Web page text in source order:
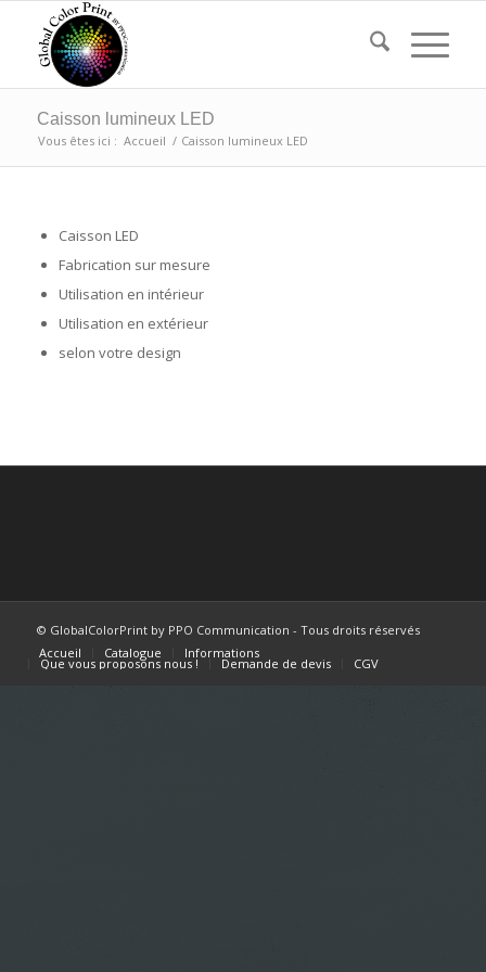
Caisson lumineux LED
Vous êtes ici : Accueil / Caisson lumineux LED
Caisson LED
Fabrication sur mesure
Utilisation en intérieur
Utilisation en extérieur
selon votre design
© GlobalColorPrint by PPO Communication - Tous droits réservés
Accueil
Catalogue Informations
Que vous proposons nous ! Demande de devis CGV